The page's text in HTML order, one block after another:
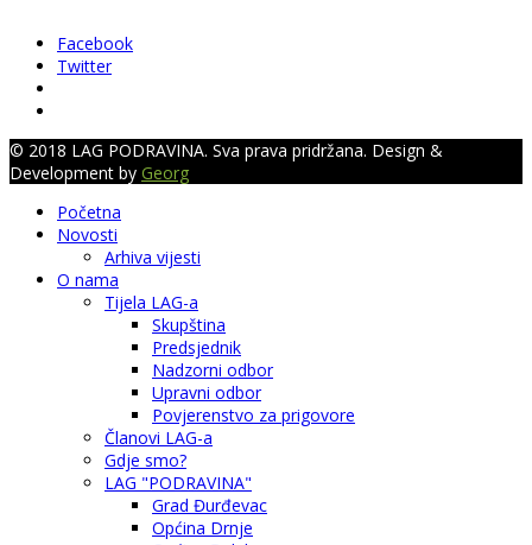
Facebook
Twitter
© 2018 LAG PODRAVINA. Sva prava pridržana. Design &
Development by Georg
Početna
Novosti
Arhiva vijesti
O nama
Tijela LAG-a
Skupština
Predsjednik
Nadzorni odbor
Upravni odbor
Povjerenstvo za prigovore
Članovi LAG-a
Gdje smo?
LAG "PODRAVINA"
Grad Đurđevac
Općina Drnje